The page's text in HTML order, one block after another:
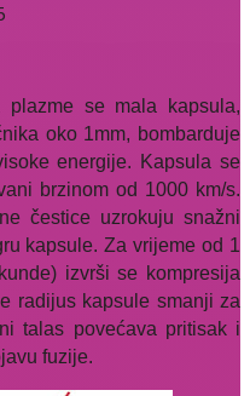
se mala kapsula,
oko 1mm, bombarduje
energije. Kapsula se
brzinom od 1000 km/s.
čestice uzrokuju snažni
kapsule. Za vrijeme od 1
izvrši se kompresija
radijus kapsule smanji za
talas povećava pritisak i
fuzije.